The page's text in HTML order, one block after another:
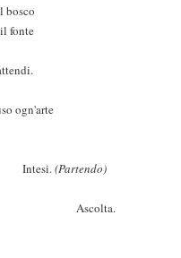
bosco
fonte
ogn'arte
(Partendo)